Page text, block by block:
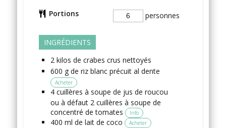
Portions personnes
INGRÉDIENTS
2 kilos de crabes crus nettoyés
600 g de riz blanc précuit al dente
Acheter
4 cuillères à soupe de jus de roucou
ou à défaut 2 cuillères à soupe de
concentré de tomates
Info
400 ml de lait de coco Acheter